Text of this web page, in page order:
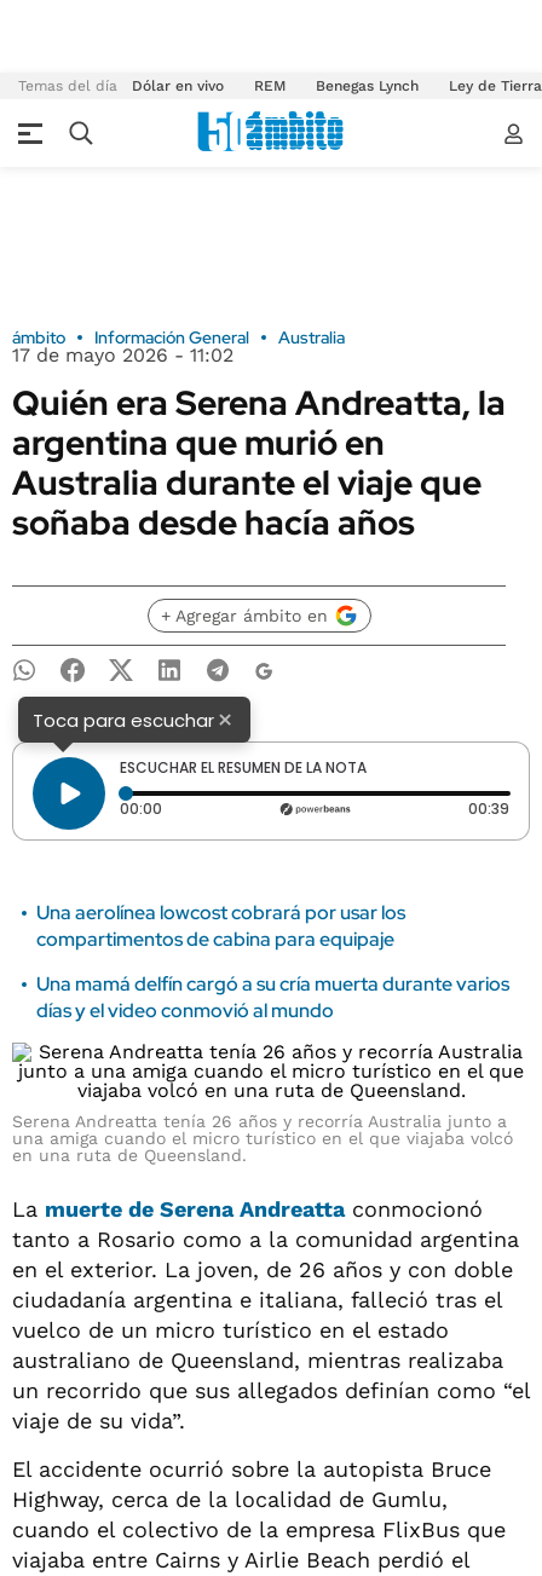
Temas del día Dólar en vivo REM Benegas Lynch Ley de
ámbito Información General Australia
17 de mayo 2026 - 11:02
Quién era Serena Andreatta, la
argentina que murió en
Australia durante el viaje que
soñaba desde hacía años
+ Agregar ámbito en
Toca para escuchar×
ESCUCHAR EL RESUMEN DE LA NOTA
00:00 Tiempo transcurrido: 0 segundos 00:39
Una aerolínea lowcost cobrará por usar los
compartimentos de cabina para equipaje
Una mamá delfín cargó a su cría muerta durante varios
días y el video conmovió al mundo
Serena Andreatta tenía 26 años y recorría Australia junto a
una amiga cuando el micro turístico en el que viajaba volcó
en una ruta de Queensland.
La muerte de Serena Andreattaconmocionó
tanto a Rosario como a la comunidad argentina
en el exterior. La joven, de 26 años y con doble
ciudadanía argentina e italiana, falleció tras el
vuelco de un micro turístico en el estado
australiano de Queensland, mientras realizaba
un recorrido que sus allegados definían como “el
viaje de su vida”.
El accidente ocurrió sobre la autopista Bruce
Highway, cerca de la localidad de Gumlu,
cuando el colectivo de la empresa FlixBus que
viajaba entre Cairns y Airlie Beach perdió el